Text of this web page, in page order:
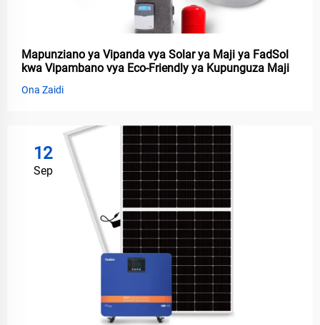
Mapunziano ya Vipanda vya Solar ya Maji ya FadSol
kwa Vipambano vya Eco-Friendly ya Kupunguza Maji
Ona Zaidi
12
Sep